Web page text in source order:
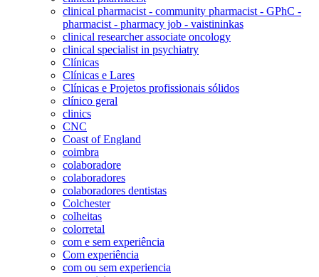
clinical pharmacist - community pharmacist - GPhC -
pharmacist - pharmacy job - vaistininkas
clinical researcher associate oncology
clinical specialist in psychiatry
Clínicas
Clínicas e Lares
Clínicas e Projetos profissionais sólidos
clínico geral
clinics
CNC
Coast of England
coimbra
colaboradore
colaboradores
colaboradores dentistas
Colchester
colheitas
colorretal
com e sem experiência
Com experiência
com ou sem experiencia